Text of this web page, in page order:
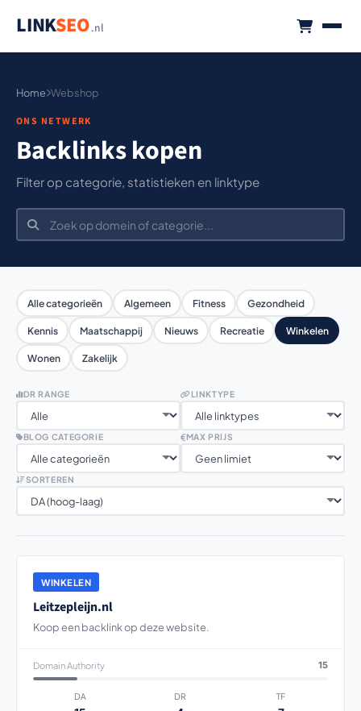
LINKSEO.nl
Home Webshop
ONS NETWERK
Backlinks kopen
Filter op categorie, statistieken en linktype
Alle categorieën Algemeen Fitness Gezondheid
Kennis Maatschappij Nieuws Recreatie Winkelen
Wonen Zakelijk
DR RANGE LINKTYPE
BLOG CATEGORIE MAX PRIJS
SORTEREN
WINKELEN
Leitzepleijn.nl
Koop een backlink op deze website.
Domain Authority 15
DA DR TF